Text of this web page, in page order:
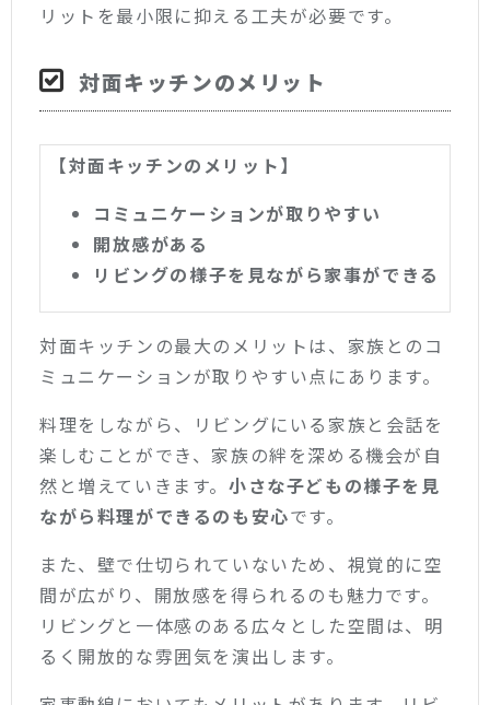
リットを最小限に抑える工夫が必要です。
対面キッチンのメリット
【対面キッチンのメリット】
コミュニケーションが取りやすい
開放感がある
リビングの様子を見ながら家事ができる
対面キッチンの最大のメリットは、家族とのコ
ミュニケーションが取りやすい点にあります。
料理をしながら、リビングにいる家族と会話を
楽しむことができ、家族の絆を深める機会が自
然と増えていきます。 小さな子どもの様子を見
ながら料理ができるのも安心です。
また、壁で仕切られていないため、視覚的に空
間が広がり、開放感を得られるのも魅力です。
リビングと一体感のある広々とした空間は、明
るく開放的な雰囲気を演出します。